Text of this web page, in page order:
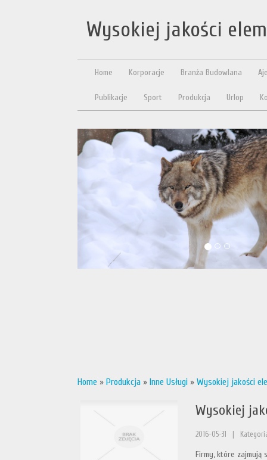
Wysokiej jakości
Home Korporacje Branża Budowlana
Publikacje Sport Produkcja Urlop
Home » Produkcja » Inne Usługi » Wysokiej jakości
Wysokiej
2016-05-31
Firmy, które zajmują